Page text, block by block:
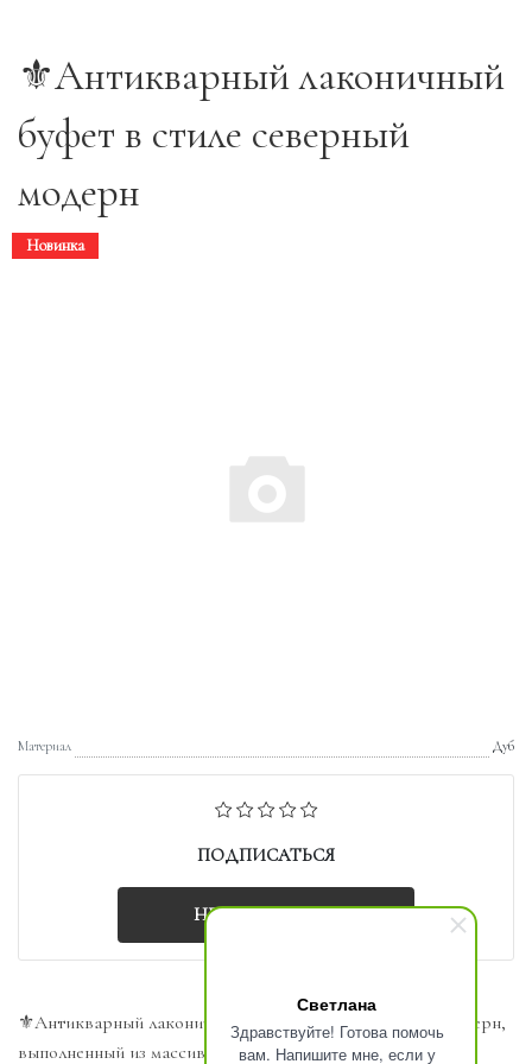
Светлана
Здравствуйте! Готова помочь
вам. Напишите мне, если у
⚜️Антикварный лаконичный
буфет в стиле северный
модерн
Новинка
Материал Дуб
ПОДПИСАТЬСЯ
НЕТ НА СКЛАДЕ
⚜️Антикварный лаконичный буфет в стиле северный модерн,
выполненный из массива дуба во Франции